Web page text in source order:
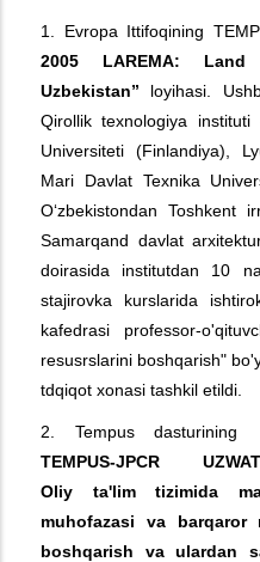
1. Evropa Ittifoqining
2005 LAREMA: Land
Uzbekistan” loyihasi.
Qirollik texnologiya instituti
Universiteti (Finlandiya),
Mari Davlat Texnika
O‘zbekistondan Toshkent
Samarqand davlat
doirasida institutdan 10
stajirovka kurslarida
kafedrasi professor-
resusrslarini boshqarish"
tdqiqot xonasi tashkil etildi.
2. Tempus dasturining
TEMPUS-JPCR
Oliy ta'lim tizimida
muhofazasi va
boshqarish va ulardan